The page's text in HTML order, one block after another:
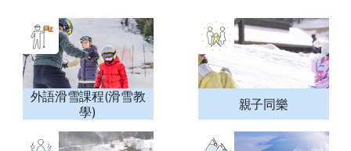
外語滑雪課程(滑雪教
學)
親子同樂